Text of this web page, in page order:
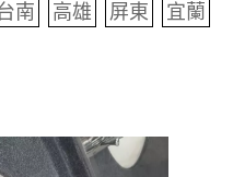
南 高雄 屏東
宜蘭